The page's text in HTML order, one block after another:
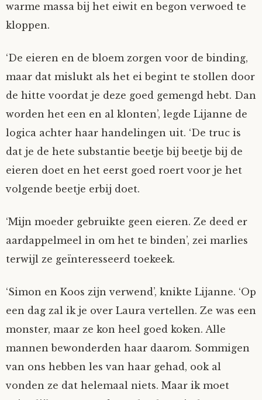
warme massa bij het eiwit en begon verwoed te
kloppen.
‘De eieren en de bloem zorgen voor de binding,
maar dat mislukt als het ei begint te stollen door
de hitte voordat je deze goed gemengd hebt. Dan
worden het een en al klonten’, legde Lijanne de
logica achter haar handelingen uit. ‘De truc is
dat je de hete substantie beetje bij beetje bij de
eieren doet en het eerst goed roert voor je het
volgende beetje erbij doet.
‘Mijn moeder gebruikte geen eieren. Ze deed er
aardappelmeel in om het te binden’, zei marlies
terwijl ze geïnteresseerd toekeek.
‘Simon en Koos zijn verwend’, knikte Lijanne. ‘Op
een dag zal ik je over Laura vertellen. Ze was een
monster, maar ze kon heel goed koken. Alle
mannen bewonderden haar daarom. Sommigen
van ons hebben les van haar gehad, ook al
vonden ze dat helemaal niets. Maar ik moet